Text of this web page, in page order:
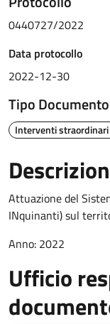
0440727/2022
Data protocollo
2022-12-30
Tipo
Interventi straordinari
Attuazione del
INquinanti) sul
Anno: 2022
Ufficio